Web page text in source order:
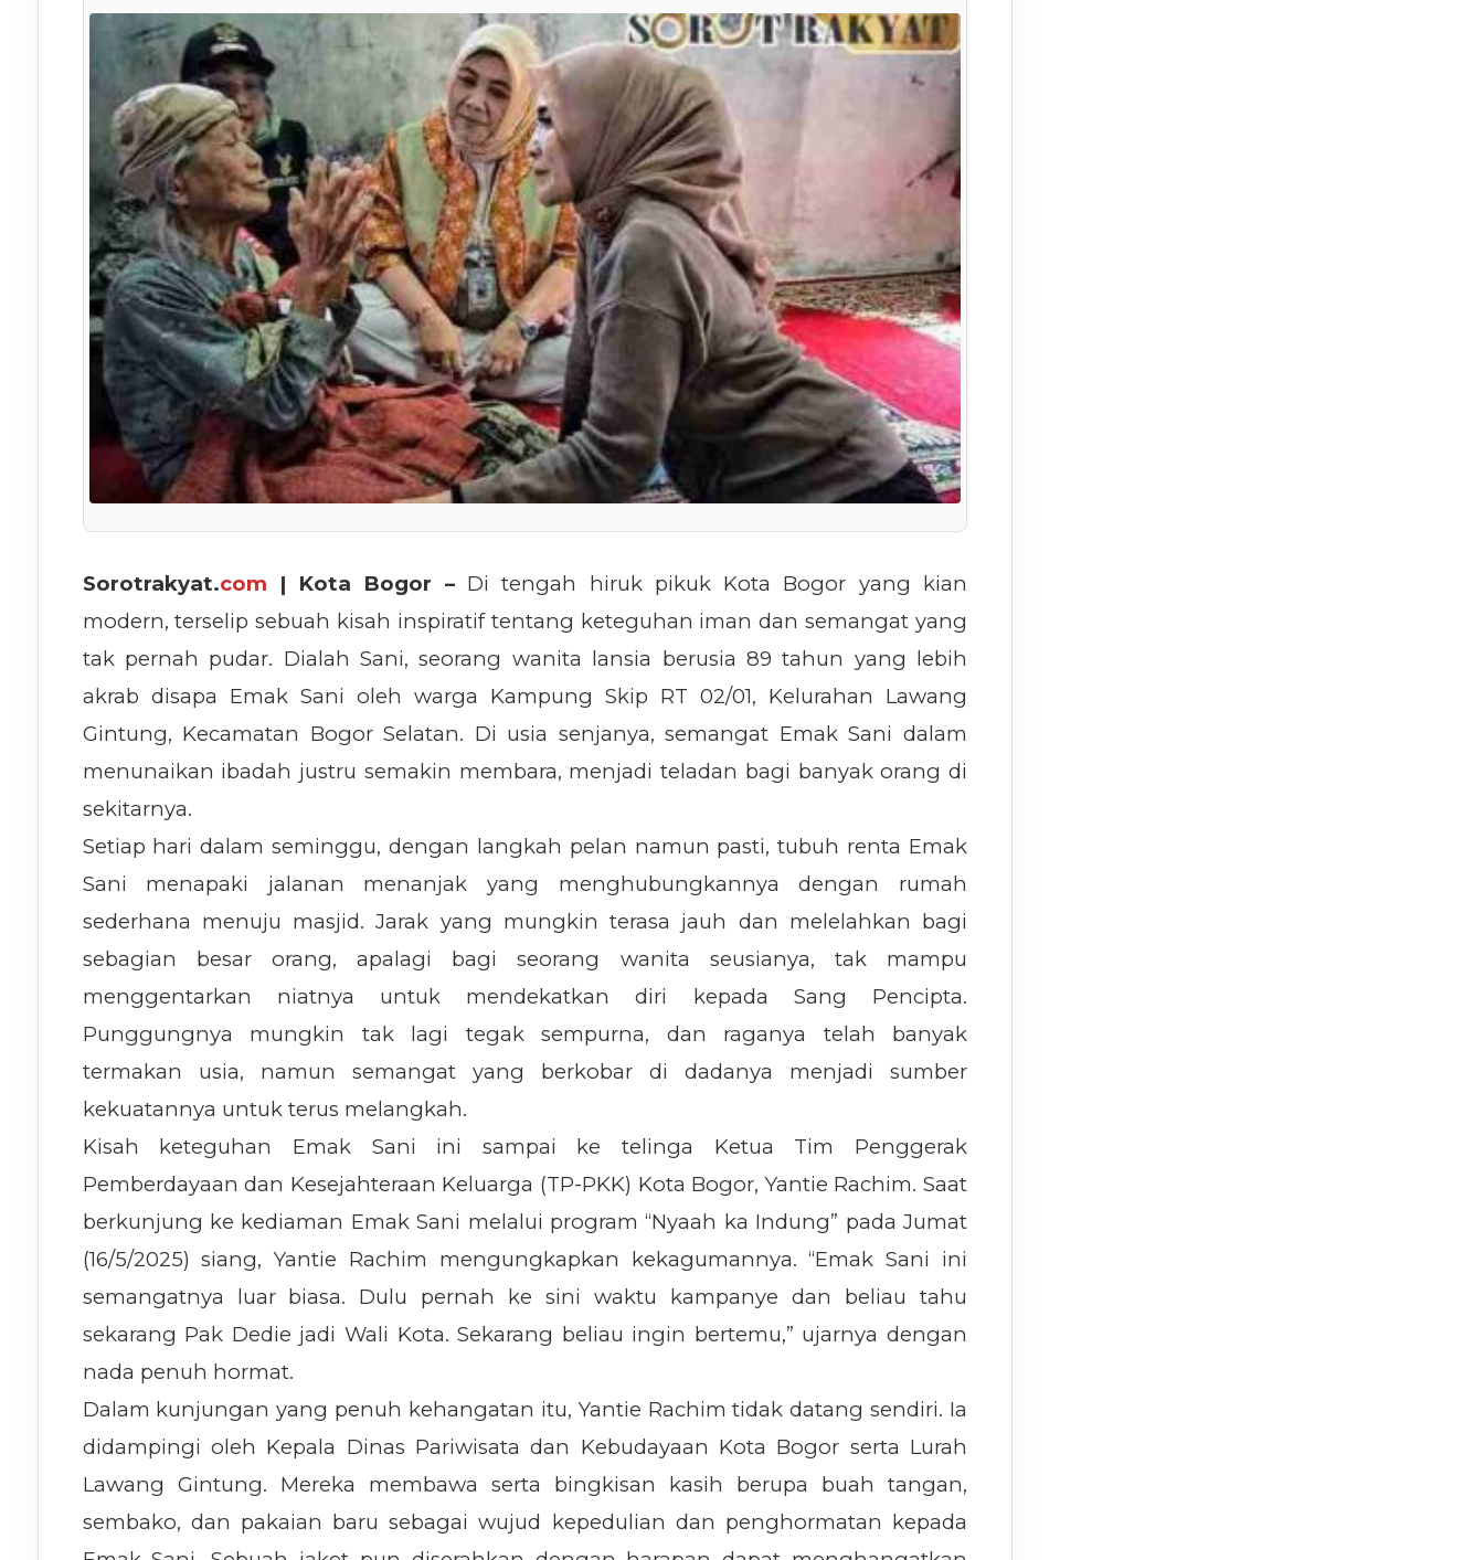
Sorotrakyat.com | Kota Bogor –Di tengah hiruk pikuk Kota Bogor yang kian
modern, terselip sebuah kisah inspiratif tentang keteguhan iman dan semangat yang
tak pernah pudar. Dialah Sani, seorang wanita lansia berusia 89 tahun yang lebih
akrab disapa Emak Sani oleh warga Kampung Skip RT 02/01, Kelurahan Lawang
Gintung, Kecamatan Bogor Selatan. Di usia senjanya, semangat Emak Sani dalam
menunaikan ibadah justru semakin membara, menjadi teladan bagi banyak orang di
sekitarnya.
Setiap hari dalam seminggu, dengan langkah pelan namun pasti, tubuh renta Emak
Sani menapaki jalanan menanjak yang menghubungkannya dengan rumah
sederhana menuju masjid. Jarak yang mungkin terasa jauh dan melelahkan bagi
sebagian besar orang, apalagi bagi seorang wanita seusianya, tak mampu
menggentarkan niatnya untuk mendekatkan diri kepada Sang Pencipta.
Punggungnya mungkin tak lagi tegak sempurna, dan raganya telah banyak
termakan usia, namun semangat yang berkobar di dadanya menjadi sumber
kekuatannya untuk terus melangkah.
Kisah keteguhan Emak Sani ini sampai ke telinga Ketua Tim Penggerak
Pemberdayaan dan Kesejahteraan Keluarga (TP-PKK) Kota Bogor, Yantie Rachim. Saat
berkunjung ke kediaman Emak Sani melalui program “Nyaah ka Indung” pada Jumat
(16/5/2025) siang, Yantie Rachim mengungkapkan kekagumannya. “Emak Sani ini
semangatnya luar biasa. Dulu pernah ke sini waktu kampanye dan beliau tahu
sekarang Pak Dedie jadi Wali Kota. Sekarang beliau ingin bertemu,” ujarnya dengan
nada penuh hormat.
Dalam kunjungan yang penuh kehangatan itu, Yantie Rachim tidak datang sendiri. Ia
didampingi oleh Kepala Dinas Pariwisata dan Kebudayaan Kota Bogor serta Lurah
Lawang Gintung. Mereka membawa serta bingkisan kasih berupa buah tangan,
sembako, dan pakaian baru sebagai wujud kepedulian dan penghormatan kepada